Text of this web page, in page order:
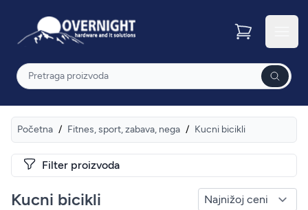
Overnight
Pretraga
Početna / Fitnes, sport, zabava, nega / Kucni bicikli
Filter proizvoda
Kucni bicikli